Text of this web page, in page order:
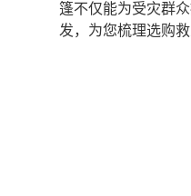
篷不仅能为受灾群
发，为您梳理选购